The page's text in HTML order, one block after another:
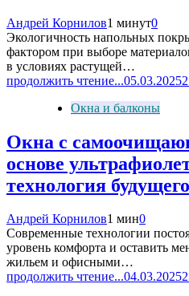
Андрей Корнилов1 минут0
Экологичность напольных
фактором при выборе
в условиях растущей…
продолжить чтение...05.03.2025
Окна и балконы
Окна с
основе
технология
Андрей Корнилов1 мин0
Современные технологии
уровень комфорта и оставить
жильем и офисными…
продолжить чтение...04.03.2025